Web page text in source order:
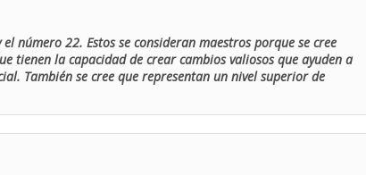
número 22. Estos se consideran maestros porque se cree
tienen la capacidad de crear cambios valiosos que ayuden a
También se cree que representan un nivel superior de